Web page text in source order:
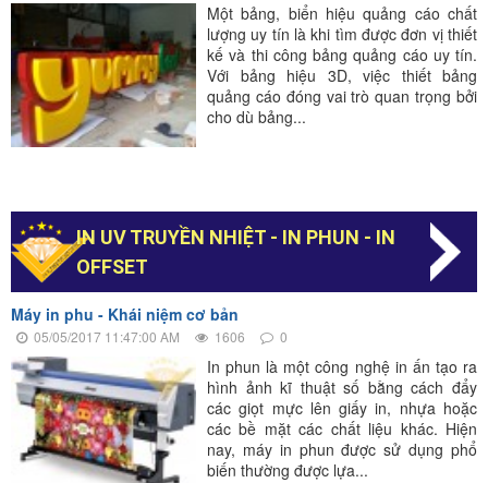
Một bảng, biển hiệu quảng cáo chất
lượng uy tín là khi tìm được đơn vị thiết
kế và thi công bảng quảng cáo uy tín.
Với bảng hiệu 3D, việc thiết bảng
quảng cáo đóng vai trò quan trọng bởi
cho dù bảng...
IN UV TRUYỀN NHIỆT - IN PHUN - IN
OFFSET
Máy in phu - Khái niệm cơ bản
05/05/2017 11:47:00 AM 1606 0
In phun là một công nghệ in ấn tạo ra
hình ảnh kĩ thuật số bằng cách đẩy
các giọt mực lên giấy in, nhựa hoặc
các bề mặt các chất liệu khác. Hiện
nay, máy in phun được sử dụng phổ
biến thường được lựa...